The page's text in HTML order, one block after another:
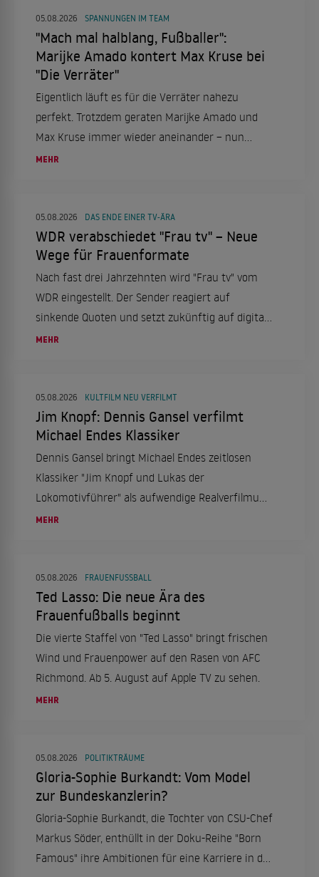
05.08.2026 SPANNUNGEN IM TEAM
"Mach mal halblang, Fußballer":
Marijke Amado kontert Max Kruse bei
"Die Verräter"
Eigentlich läuft es für die Verräter nahezu
perfekt. Trotzdem geraten Marijke Amado und
Max Kruse immer wieder aneinander – nun
schießt sie zurück.
MEHR
05.08.2026 DAS ENDE EINER TV-ÄRA
WDR verabschiedet "Frau tv" – Neue
Wege für Frauenformate
Nach fast drei Jahrzehnten wird "Frau tv" vom
WDR eingestellt. Der Sender reagiert auf
sinkende Quoten und setzt zukünftig auf digitale
Formate, um Frauenrechte und Emanzipation
MEHR
05.08.2026 KULTFILM NEU VERFILMT
Jim Knopf: Dennis Gansel verfilmt
Michael Endes Klassiker
Dennis Gansel bringt Michael Endes zeitlosen
Klassiker "Jim Knopf und Lukas der
Lokomotivführer" als aufwendige Realverfilmung
auf die Leinwand. Eine magische Reise beginnt,
MEHR
05.08.2026 FRAUENFUSSBALL
Ted Lasso: Die neue Ära des
Frauenfußballs beginnt
Die vierte Staffel von "Ted Lasso" bringt frischen
Wind und Frauenpower auf den Rasen von AFC
Richmond. Ab 5. August auf Apple TV zu sehen.
MEHR
05.08.2026 POLITIKTRÄUME
Gloria-Sophie Burkandt: Vom Model
zur Bundeskanzlerin?
Gloria-Sophie Burkandt, die Tochter von CSU-Chef
Markus Söder, enthüllt in der Doku-Reihe "Born
Famous" ihre Ambitionen für eine Karriere in der